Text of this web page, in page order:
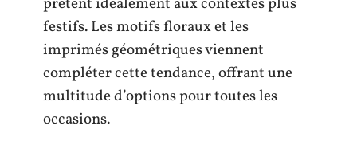
festifs. Les motifs floraux et les
imprimés géométriques viennent
compléter cette tendance, offrant une
multitude d’options pour toutes les
occasions.